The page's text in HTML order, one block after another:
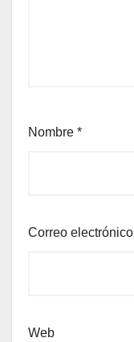
Nombre *
Correo electrónico
Web